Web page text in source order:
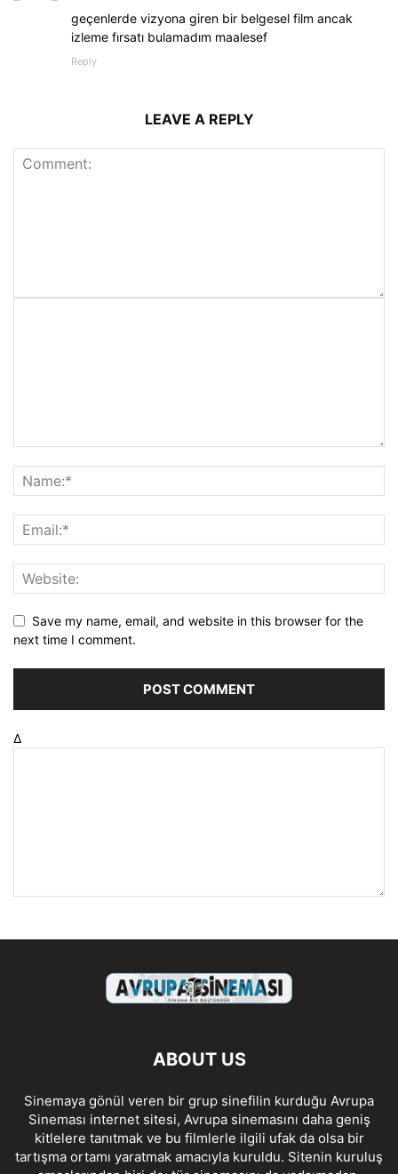
geçenlerde vizyona giren bir belgesel film ancak
izleme fırsatı bulamadım maalesef
Reply
LEAVE A REPLY
Save my name, email, and website in this browser for the
next time I comment.
Δ
ABOUT US
Sinemaya gönül veren bir grup sinefilin kurduğu Avrupa
Sineması internet sitesi, Avrupa sinemasını daha geniş
kitlelere tanıtmak ve bu filmlerle ilgili ufak da olsa bir
tartışma ortamı yaratmak amacıyla kuruldu. Sitenin kuruluş